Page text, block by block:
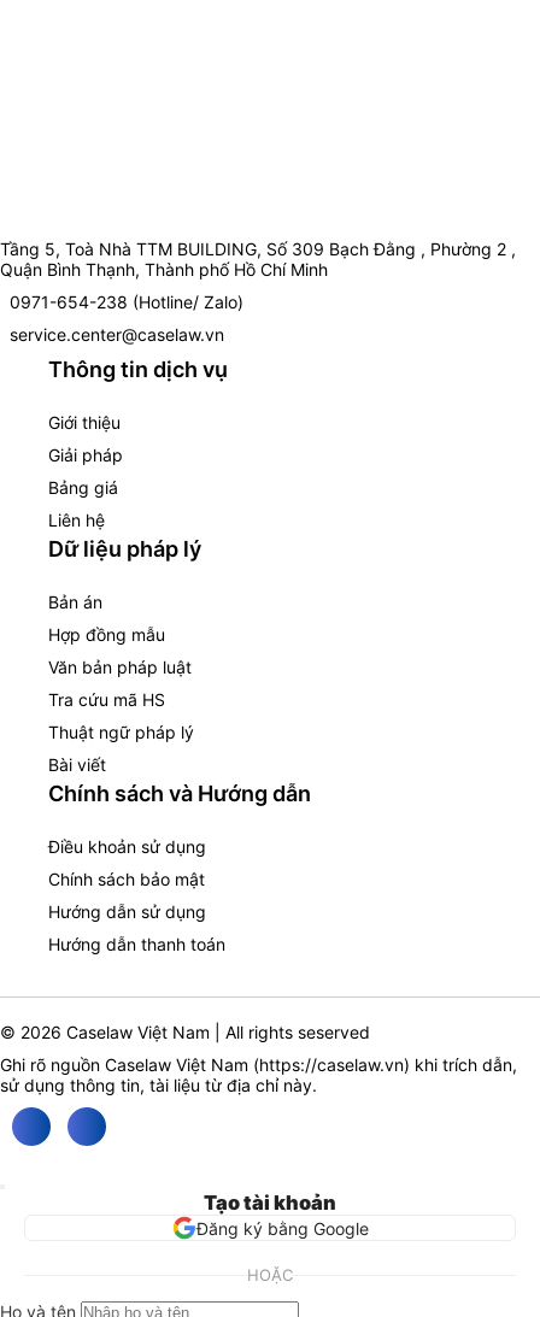
Tầng 5, Toà Nhà TTM BUILDING, Số 309 Bạch Đằng , Phường 2 ,
Quận Bình Thạnh, Thành phố Hồ Chí Minh
0971-654-238 (Hotline/ Zalo)
service.center@caselaw.vn
Thông tin dịch vụ
Giới thiệu
Giải pháp
Bảng giá
Liên hệ
Dữ liệu pháp lý
Bản án
Hợp đồng mẫu
Văn bản pháp luật
Tra cứu mã HS
Thuật ngữ pháp lý
Bài viết
Chính sách và Hướng dẫn
Điều khoản sử dụng
Chính sách bảo mật
Hướng dẫn sử dụng
Hướng dẫn thanh toán
© 2026 Caselaw Việt Nam | All rights seserved
Ghi rõ nguồn Caselaw Việt Nam (https://caselaw.vn) khi trích dẫn,
sử dụng thông tin, tài liệu từ địa chỉ này.
Tạo tài khoản
Đăng ký bằng Google
HOẶC
Họ và tên